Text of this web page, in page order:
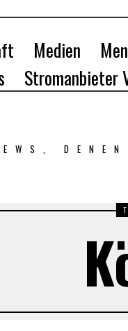
Medien
Stromanbieter